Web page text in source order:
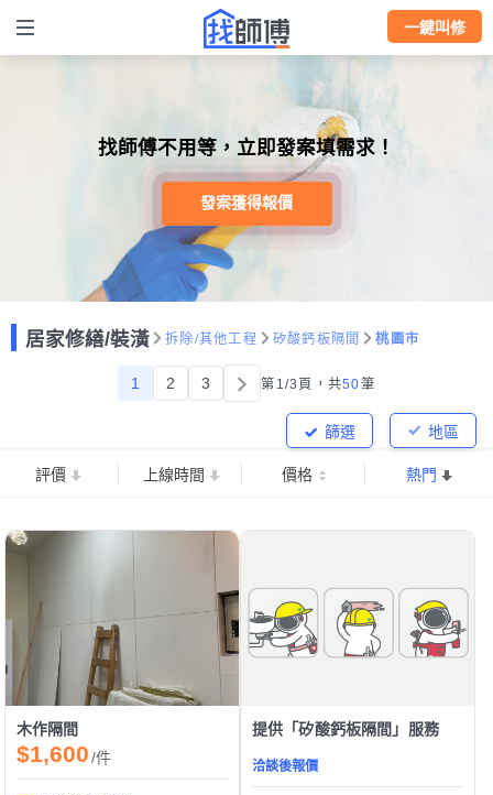
一鍵叫修
找師傅不用等，立即發案填需求！
發案獲得報價
居家修繕/裝潢 拆除/其他工程 矽酸鈣板隔間 桃園市
1 2 3 第1/3頁， 共50筆
地區
篩選
評價 上線時間 價格 熱門
木作隔間
$1,600/件
提供「矽酸鈣板隔間」服務
洽談後報價